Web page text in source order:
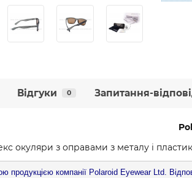
Відгуки 0 Запитання-
окуляри з оправами з металу і
продукцією компанії Polaroid Eyewear Ltd.